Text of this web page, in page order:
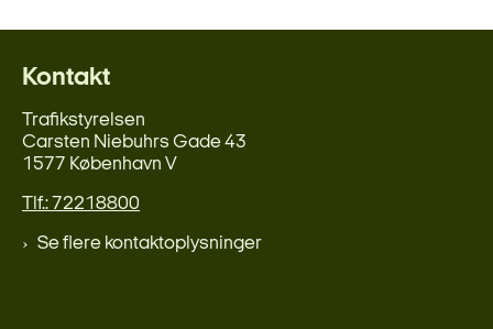
Kontakt
Trafikstyrelsen
Carsten Niebuhrs Gade 43
1577 København V
Tlf.: 72218800
Se flere kontaktoplysninger